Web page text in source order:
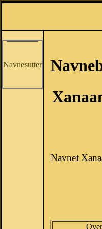
Navnesutter
Navnet